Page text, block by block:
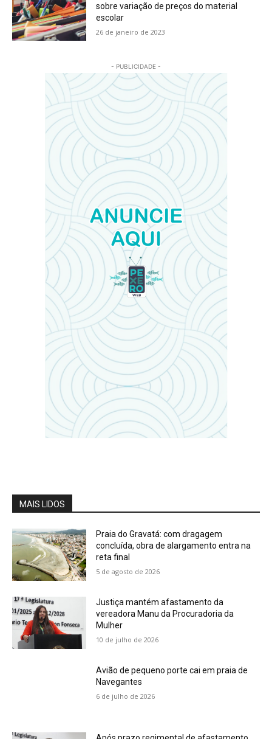
sobre variação de preços do material
escolar
26 de janeiro de 2023
- PUBLICIDADE -
MAIS LIDOS
Praia do Gravatá: com dragagem
concluída, obra de alargamento entra na
reta final
5 de agosto de 2026
Justiça mantém afastamento da
vereadora Manu da Procuradoria da
Mulher
10 de julho de 2026
Avião de pequeno porte cai em praia de
Navegantes
6 de julho de 2026